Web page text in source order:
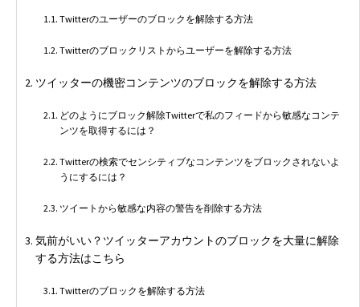
Twitterのユーザーのブロックを解除する方法
Twitterのブロックリストからユーザーを解除する方法
ツイッターの機密コンテンツのブロックを解除する方法
どのようにブロック解除Twitterで私のフィードから敏感なコンテ
ンツを取得するには？
Twitterの検索でセンシティブなコンテンツをブロックされないよ
うにするには？
ツイートから敏感な内容の警告を削除する方法
気前がいい？ツイッターアカウントのブロックを大量に解除
する方法はこちら
Twitterのブロックを解除する方法